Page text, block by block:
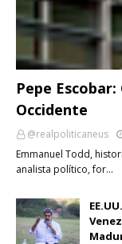
Pepe
Occidente
@realpoliticaneus
Emmanuel Todd,
analista político, for…